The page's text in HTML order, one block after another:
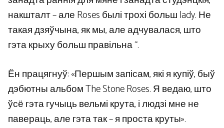
накшталт – але Roses былі трохі больш lady. Не
такая дзяўчына, як мы, але адчувалася, што
гэта крыху больш правільна “.
Ён працягнуў: «Першым запісам, які я купіў, быў
дэбютны альбом The Stone Roses. Я ведаю, што
ўсё гэта гучыць вельмі крута, і людзі мне не
павераць, але гэта так – я проста круты».